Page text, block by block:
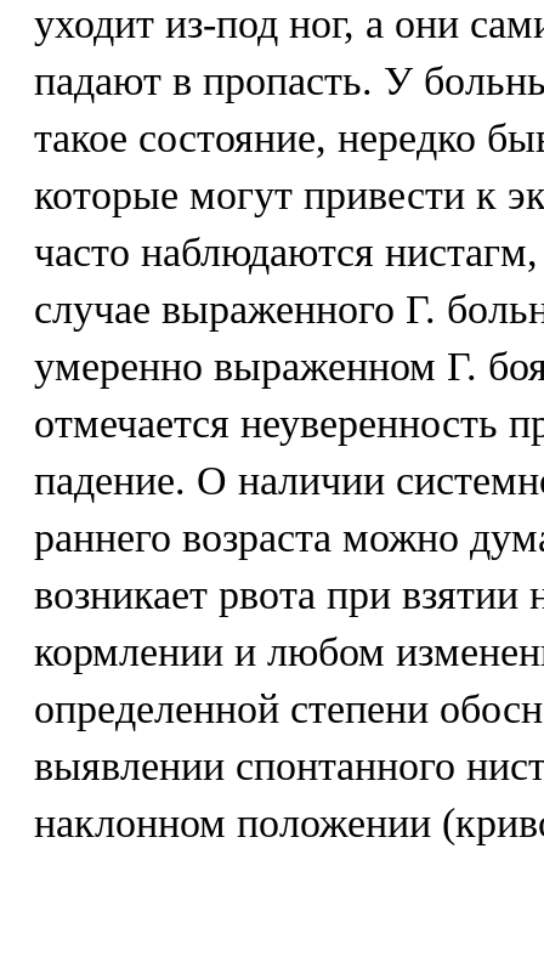
уходит из-под ног, а они
падают в пропасть. У
такое состояние, нередко
которые могут привести к
часто наблюдаются
случае выраженного Г.
умеренно выраженном Г.
отмечается неуверенность
падение. О наличии
раннего возраста можно
возникает рвота при
кормлении и любом
определенной степени
выявлении спонтанного
наклонном положении